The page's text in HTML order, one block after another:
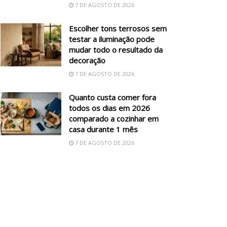
7 DE AGOSTO DE 2026
Escolher tons terrosos sem
testar a iluminação pode
mudar todo o resultado da
decoração
7 DE AGOSTO DE 2026
Quanto custa comer fora
todos os dias em 2026
comparado a cozinhar em
casa durante 1 mês
7 DE AGOSTO DE 2026